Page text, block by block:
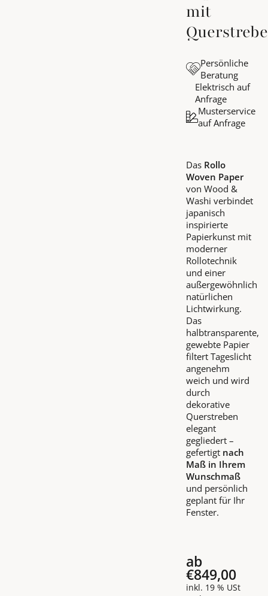
mit
Persönliche
Beratung
Elektrisch auf
Anfrage
Musterservice
auf Anfrage
Das Rollo
Woven Paper
von Wood &
Washi verbindet
japanisch
inspirierte
Papierkunst mit
moderner
Rollotechnik
und einer
außergewöhnlich
natürlichen
Lichtwirkung.
Das
halbtransparente,
gewebte Papier
filtert Tageslicht
angenehm
weich und wird
durch
dekorative
Querstreben
elegant
gegliedert –
gefertigt nach
Maß in Ihrem
Wunschmaß
und persönlich
geplant für Ihr
Fenster.
ab
€849,00
inkl. 19 % USt